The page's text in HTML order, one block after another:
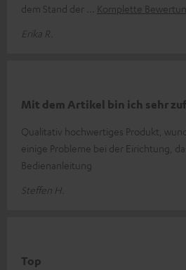
dem Stand der
Komplette
Erika R.
Mit dem Artikel bin ich sehr
Qualitativ hochwertiges Produkt,
einige Probleme bei der Eirichtung,
Bedienanleitung
Steffen H.
Top